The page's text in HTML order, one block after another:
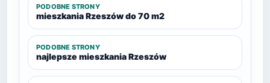
PODOBNE STRONY
mieszkania Rzeszów do 70 m2
PODOBNE STRONY
najlepsze mieszkania Rzeszów